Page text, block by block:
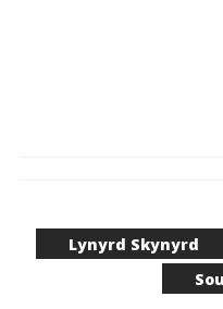
Lynyrd Skynyrd